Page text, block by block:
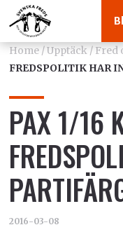
Home/Upptäck/Fred
FREDSPOLITIK HAR
PAX 1/16
2016-03-08